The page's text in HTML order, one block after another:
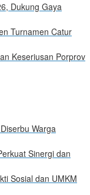
Dukung Gaya
Turnamen Catur
Keseriusan Porprov
Warga
Sinergi dan
Sosial dan UMKM